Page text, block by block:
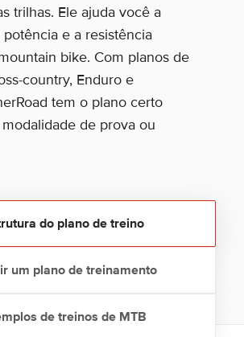
trilhas. Ele ajuda você a
e a resistência
bike. Com planos de
country, Enduro e
tem o plano certo
de prova ou
do plano de treino
um plano de treinamento
de treinos de MTB